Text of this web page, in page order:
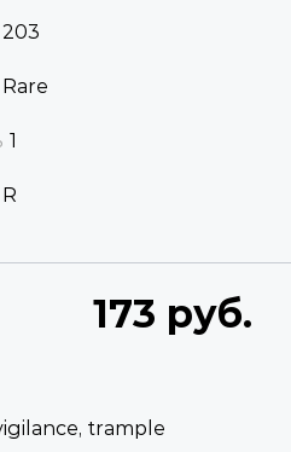
203
Rare
1
R
173 руб.
trample